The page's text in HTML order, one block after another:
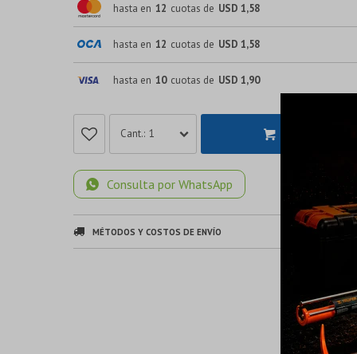
hasta en 12 cuotas de USD 1,58
hasta en 12 cuotas de USD 1,58
hasta en 10 cuotas de USD 1,90
1
Consulta por WhatsApp
MÉTODOS Y COSTOS DE ENVÍO